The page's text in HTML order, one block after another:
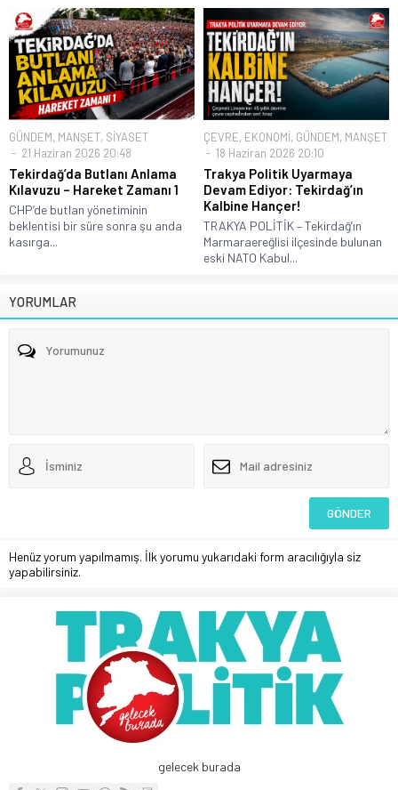
GÜNDEM, MANŞET, SİYASET
21 Haziran 2026 20:48
Tekirdağ’da Butlanı Anlama
Kılavuzu – Hareket Zamanı 1
CHP’de butlan yönetiminin
beklentisi bir süre sonra şu anda
kasırga...
ÇEVRE, EKONOMİ, GÜNDEM, MANŞET
18 Haziran 2026 20:10
Trakya Politik Uyarmaya
Devam Ediyor: Tekirdağ’ın
Kalbine Hançer!
TRAKYA POLİTİK – Tekirdağ’ın
Marmaraereğlisi ilçesinde bulunan
eski NATO Kabul...
YORUMLAR
Henüz yorum yapılmamış. İlk yorumu yukarıdaki form aracılığıyla siz
yapabilirsiniz.
gelecek burada